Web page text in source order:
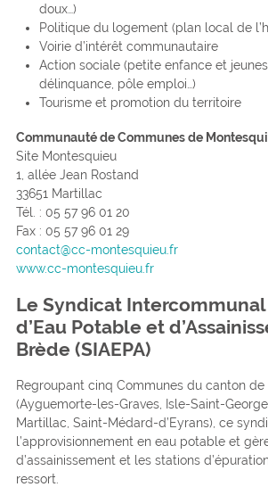
doux…)
Politique du logement (plan local de
Voirie d’intérêt communautaire
Action sociale (petite enfance et
délinquance, pôle emploi…)
Tourisme et promotion du territoire
Communauté de Communes de
Site Montesquieu
1, allée Jean Rostand
33651 Martillac
Tél. : 05 57 96 01 20
Fax : 05 57 96 01 29
contact@cc-montesquieu.fr
www.cc-montesquieu.fr
Le Syndicat Intercommunal
d’Eau Potable et
Brède (SIAEPA)
Regroupant cinq Communes du canton de
(Ayguemorte-les-Graves, Isle-Saint-
Martillac, Saint-Médard-d’Eyrans), ce
l’approvisionnement en eau potable et
d’assainissement et les stations
ressort.